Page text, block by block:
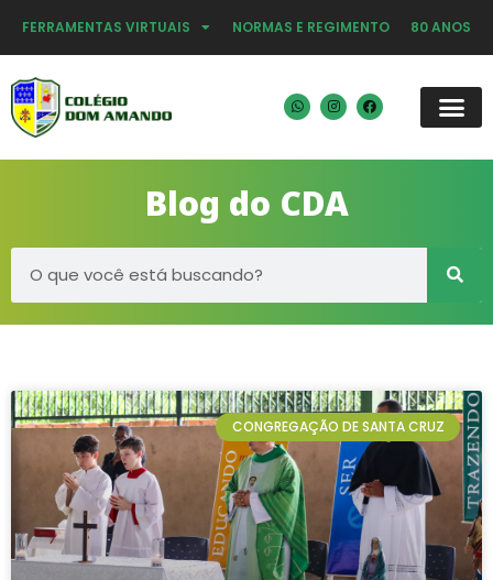
FERRAMENTAS VIRTUAIS NORMAS E REGIMENTO 80 ANOS
Blog do CDA
CONGREGAÇÃO DE SANTA CRUZ